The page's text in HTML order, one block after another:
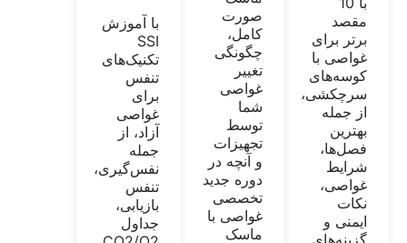
مقصد
برتر برای
غواصی با
کوسه‌های
سرچکشی،
از جمله
بهترین
فصل‌ها،
شرایط
غواصی،
نکات
ایمنی و
گزینه‌های
صورت
کامل،
چگونگی
تغییر
غواصی
شما
توسط
تجهیزات
و آنچه در
دوره جدید
تخصصی
غواصی با
ماسک
با آموزش
SSI
تکنیک‌های
تنفس
برای
غواصی
آزاد، از
جمله
نفس‌گیری،
تنفس
بازیابی،
جداول